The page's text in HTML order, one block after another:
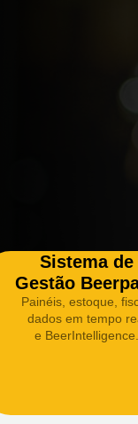
Sistema de
Gestão
Painéis, estoque,
dados em tempo
e BeerIntelligence.